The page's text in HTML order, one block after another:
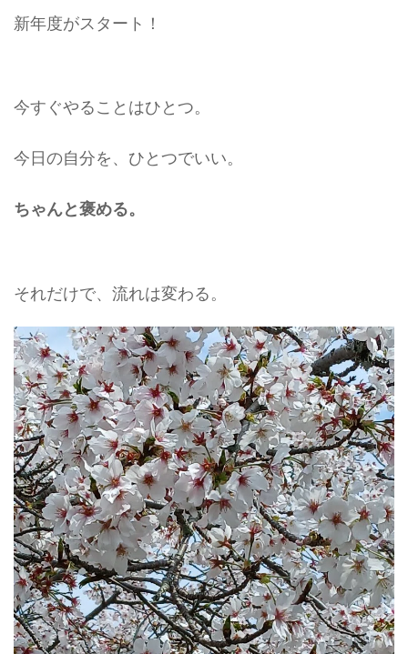
新年度がスタート！
今すぐやることはひとつ。
今日の自分を、ひとつでいい。
ちゃんと褒める。
それだけで、流れは変わる。